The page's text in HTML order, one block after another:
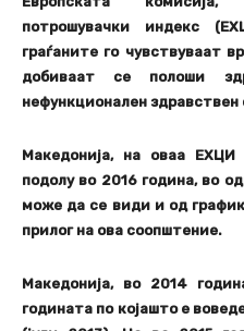
потрошувачки индекс
граѓаните го чувствуваат
добиваат се полоши
нефункционален
Македонија, на оваа
подолу во 2016 година, во
може да се види и од
прилог на ова соопштение.
Македонија, во 2014
годината по којашто е